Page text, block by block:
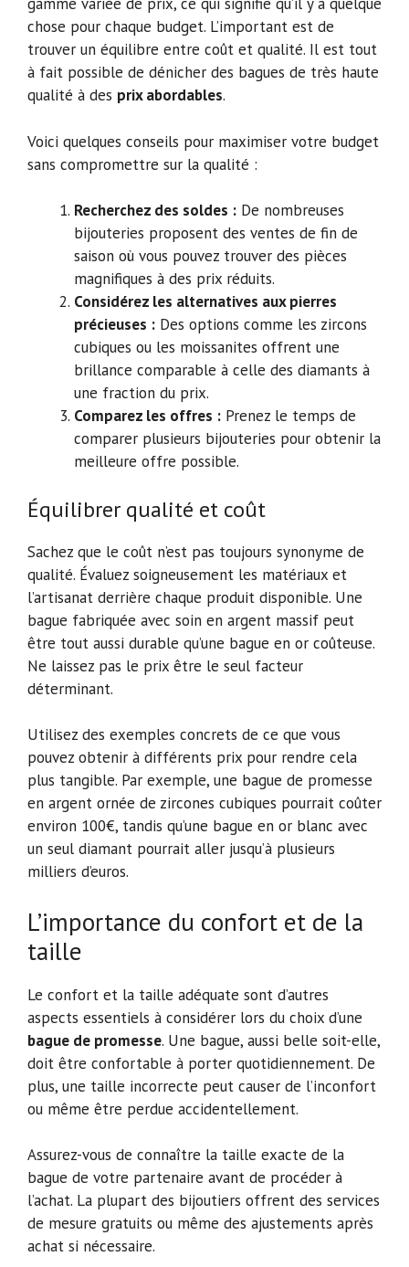
chose pour chaque budget. L’important est de
trouver un équilibre entre coût et qualité. Il est tout
à fait possible de dénicher des bagues de très haute
qualité à des prix abordables.
Voici quelques conseils pour maximiser votre budget
sans compromettre sur la qualité :
Recherchez des soldes : De nombreuses
bijouteries proposent des ventes de fin de
saison où vous pouvez trouver des pièces
magnifiques à des prix réduits.
Considérez les alternatives aux pierres
précieuses : Des options comme les zircons
cubiques ou les moissanites offrent une
brillance comparable à celle des diamants à
une fraction du prix.
Comparez les offres : Prenez le temps de
comparer plusieurs bijouteries pour obtenir la
meilleure offre possible.
Équilibrer qualité et coût
Sachez que le coût n’est pas toujours synonyme de
qualité. Évaluez soigneusement les matériaux et
l’artisanat derrière chaque produit disponible. Une
bague fabriquée avec soin en argent massif peut
être tout aussi durable qu’une bague en or coûteuse.
Ne laissez pas le prix être le seul facteur
déterminant.
Utilisez des exemples concrets de ce que vous
pouvez obtenir à différents prix pour rendre cela
plus tangible. Par exemple, une bague de promesse
en argent ornée de zircones cubiques pourrait coûter
environ 100€, tandis qu’une bague en or blanc avec
un seul diamant pourrait aller jusqu’à plusieurs
milliers d’euros.
L’importance du confort et de la
taille
Le confort et la taille adéquate sont d’autres
aspects essentiels à considérer lors du choix d’une
bague de promesse. Une bague, aussi belle soit-elle,
doit être confortable à porter quotidiennement. De
plus, une taille incorrecte peut causer de l’inconfort
ou même être perdue accidentellement.
Assurez-vous de connaître la taille exacte de la
bague de votre partenaire avant de procéder à
l’achat. La plupart des bijoutiers offrent des services
de mesure gratuits ou même des ajustements après
achat si nécessaire.